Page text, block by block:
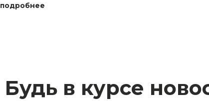
подробнее
Будь в курсе